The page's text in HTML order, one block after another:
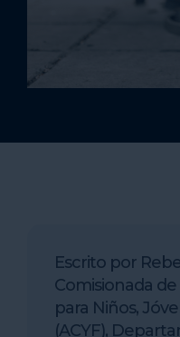
Escrito por
Comisionada
para Niños,
(ACYF),